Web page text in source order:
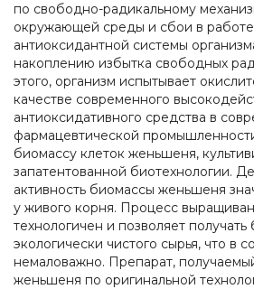
по свободно-радикальному
окружающей среды и сбои в
антиоксидантной системы
накоплению избытка свободных
этого, организм испытывает
качестве современного
антиоксидативного средства в
фармацевтической
биомассу клеток женьшеня,
запатентованной биотехнологии.
активность биомассы женьшеня
у живого корня. Процесс
технологичен и позволяет
экологически чистого сырья, что в
немаловажно. Препарат,
женьшеня по оригинальной